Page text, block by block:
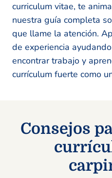
curriculum vitae, te
nuestra guía completa
que llame la atención.
de experiencia
encontrar trabajo y
currículum fuerte como
Consejos